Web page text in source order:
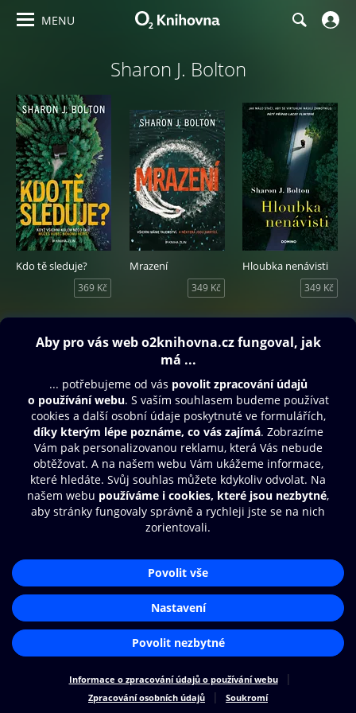
MENU
Sharon J. Bolton
Kdo tě sleduje?
369 Kč
Mrazení
349 Kč
Hloubka nenávisti
349 Kč
Obsah ke stažení
Další zábava
© O2 Czech Republic a.s.
Nákupní řád
Přístupnost
Cookies
Nastavení cookies
Aplikace O2 Knihovna
Čti a poslouchej své e-knihy a
audioknihy rychleji a pohodlněji.